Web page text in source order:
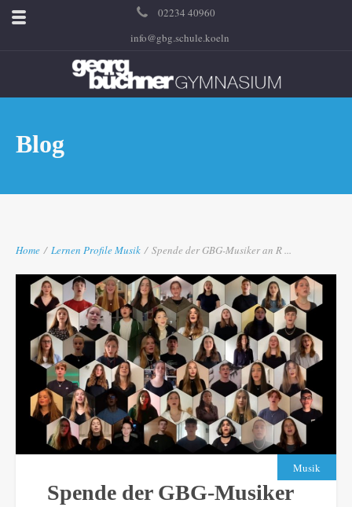
02234 40960
info@gbg.schule.koeln
Blog
Home / Lernen ProfileMusik / Spende der GBG-Musiker an R ...
Musik
Spende der GBG-Musiker